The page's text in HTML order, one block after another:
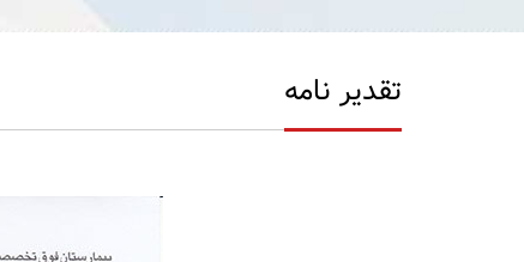
تقدیر نامه